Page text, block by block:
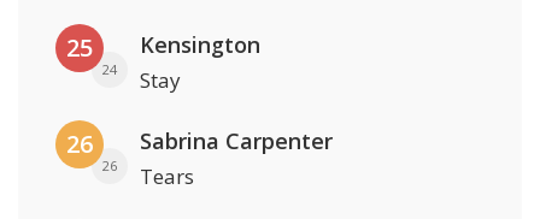
25
24
Kensington
Stay
26
26
Sabrina Carpenter
Tears